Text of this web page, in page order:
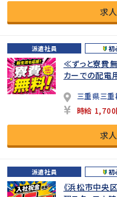
求
派遣社員 初
≪ずっと寮費
カーでの配電
三重県三
時給 1,700
求
派遣社員 初
《浜松市中央